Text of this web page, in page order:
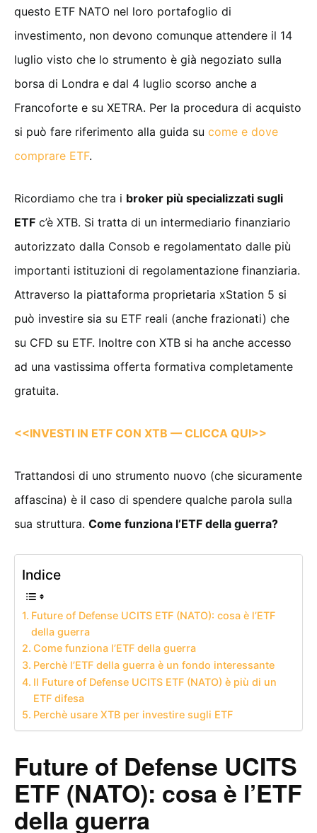
questo ETF NATO nel loro portafoglio di
investimento, non devono comunque attendere il 14
luglio visto che lo strumento è già negoziato sulla
borsa di Londra e dal 4 luglio scorso anche a
Francoforte e su XETRA. Per la procedura di acquisto
si può fare riferimento alla guida su come e dove
comprare ETF.
Ricordiamo che tra i broker più specializzati sugli
ETF c’è XTB. Si tratta di un intermediario finanziario
autorizzato dalla Consob e regolamentato dalle più
importanti istituzioni di regolamentazione finanziaria.
Attraverso la piattaforma proprietaria xStation 5 si
può investire sia su ETF reali (anche frazionati) che
su CFD su ETF. Inoltre con XTB si ha anche accesso
ad una vastissima offerta formativa completamente
gratuita.
<<INVESTI IN ETF CON XTB — CLICCA QUI>>
Trattandosi di uno strumento nuovo (che sicuramente
affascina) è il caso di spendere qualche parola sulla
sua struttura. Come funziona l’ETF della guerra?
Indice
Future of Defense UCITS ETF (NATO): cosa è l’ETF
della guerra
Come funziona l’ETF della guerra
Perchè l’ETF della guerra è un fondo interessante
Il Future of Defense UCITS ETF (NATO) è più di un
ETF difesa
Perchè usare XTB per investire sugli ETF
Future of Defense UCITS
ETF (NATO): cosa è l’ETF
della guerra